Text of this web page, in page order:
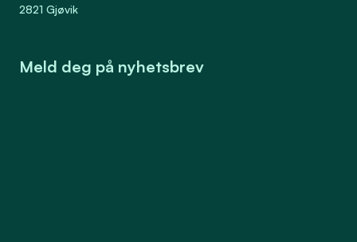
2821 Gjøvik
Meld deg på nyhetsbrev